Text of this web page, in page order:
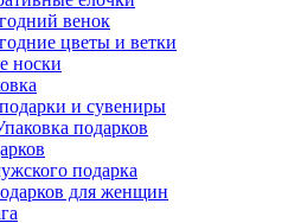
венок
цветы и ветки
носки
и сувениры
подарков
подарка
для женщин